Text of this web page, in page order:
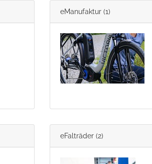
eManufaktur (1)
eFalträder (2)